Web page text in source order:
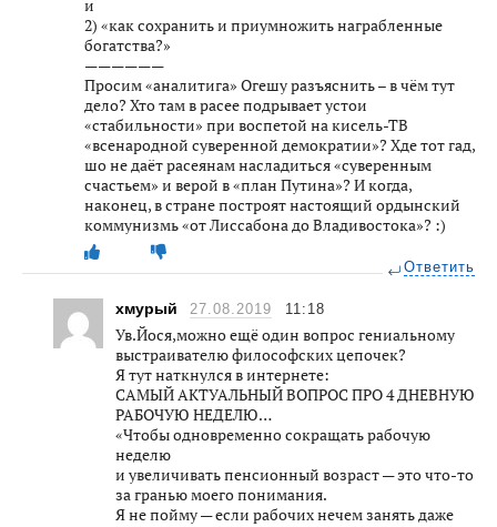
и
2) «как сохранить и приумножить награбленные
богатства?»
——————
Просим «аналитига» Огешу разъяснить – в чём тут
дело? Хто там в расее подрывает устои
«стабильности» при воспетой на кисель-ТВ
«всенародной суверенной демократии»? Хде тот гад,
шо не даёт расеянам насладиться «суверенным
счастьем» и верой в «план Путина»? И когда,
наконец, в стране построят настоящий ордынский
коммунизмь «от Лиссабона до Владивостока»? :)
Ответить
хмурый 27.08.2019 11:18
Ув.Йося,можно ещё один вопрос гениальному
выстраивателю философских цепочек?
Я тут наткнулся в интернете:
САМЫЙ АКТУАЛЬНЫЙ ВОПРОС ПРО 4 ДНЕВНУЮ
РАБОЧУЮ НЕДЕЛЮ…
«Чтобы одновременно сокращать рабочую
неделю
и увеличивать пенсионный возраст — это что-то
за гранью моего понимания.
Я не пойму — если рабочих нечем занять даже